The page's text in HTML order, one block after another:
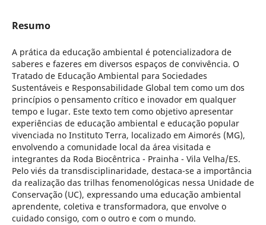
Resumo
A prática da educação ambiental é potencializadora de
saberes e fazeres em diversos espaços de convivência. O
Tratado de Educação Ambiental para Sociedades
Sustentáveis e Responsabilidade Global tem como um dos
princípios o pensamento crítico e inovador em qualquer
tempo e lugar. Este texto tem como objetivo apresentar
experiências de educação ambiental e educação popular
vivenciada no Instituto Terra, localizado em Aimorés (MG),
envolvendo a comunidade local da área visitada e
integrantes da Roda Biocêntrica - Prainha - Vila Velha/ES.
Pelo viés da transdisciplinaridade, destaca-se a importância
da realização das trilhas fenomenológicas nessa Unidade de
Conservação (UC), expressando uma educação ambiental
aprendente, coletiva e transformadora, que envolve o
cuidado consigo, com o outro e com o mundo.